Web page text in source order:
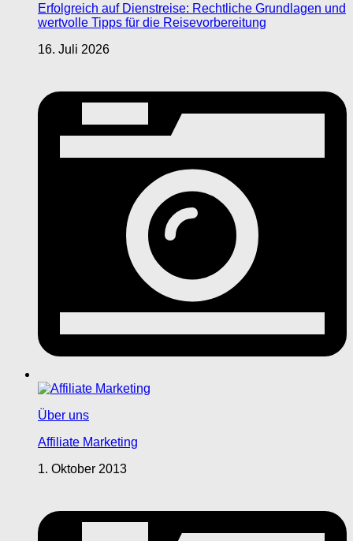
Erfolgreich auf Dienstreise: Rechtliche Grundlagen und
wertvolle Tipps für die Reisevorbereitung
16. Juli 2026
Über uns
Affiliate Marketing
1. Oktober 2013